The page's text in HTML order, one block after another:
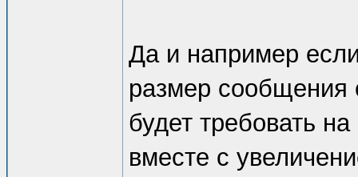
Да и например
размер сообщения
будет требовать
вместе с